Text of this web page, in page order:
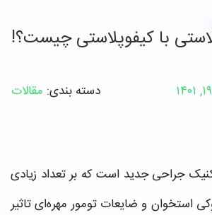
با کیفوپلاستی چیست؟!
دسته بندی: مقالات
جراحی جدید است که بر تعداد زیادی
استخوان و ضایعات تومور مهره‌ای تاثیر